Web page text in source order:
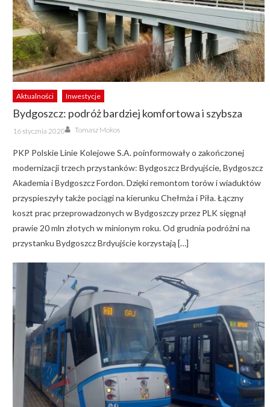
Aktualności Inwestycje
Bydgoszcz: podróż bardziej komfortowa i szybsza
Posted
on
16 stycznia 2020 Author
Tomasz Mokos
PKP Polskie Linie Kolejowe S.A. poinformowały o zakończonej
modernizacji trzech przystanków: Bydgoszcz Brdyujście, Bydgoszcz
Akademia i Bydgoszcz Fordon. Dzięki remontom torów i wiaduktów
przyspieszyły także pociągi na kierunku Chełmża i Piła. Łączny
koszt prac przeprowadzonych w Bydgoszczy przez PLK sięgnął
prawie 20 mln złotych w minionym roku. Od grudnia podróżni na
przystanku Bydgoszcz Brdyujście korzystają […]